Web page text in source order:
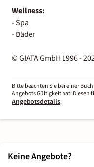
Wellness:
- Spa
- Bäder
© GIATA GmbH 1996 -
Bitte beachten Sie bei einer
Angebots Gültigkeit hat. Diesen
Angebotsdetails.
Keine Angebote?